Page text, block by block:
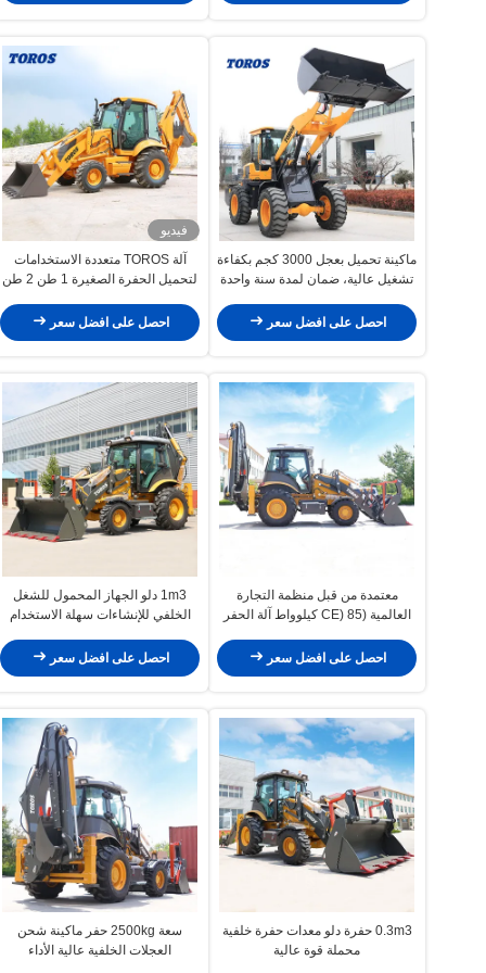
ماكينة تحميل بعجل 3000 كجم بكفاءة
تشغيل عالية، ضمان لمدة سنة واحدة
احصل على افضل سعر
فيديو
آلة TOROS متعددة الاستخدامات
لتحميل الحفرة الصغيرة 1 طن 2 طن
احصل على افضل سعر
معتمدة من قبل منظمة التجارة
العالمية (CE) 85 كيلوواط آلة الحفر
احصل على افضل سعر
1m3 دلو الجهاز المحمول للشغل
الخلفي للإنشاءات سهلة الاستخدام
احصل على افضل سعر
0.3m3 حفرة دلو معدات حفرة خلفية
محملة قوة عالية
سعة 2500kg حفر ماكينة شحن
العجلات الخلفية عالية الأداء